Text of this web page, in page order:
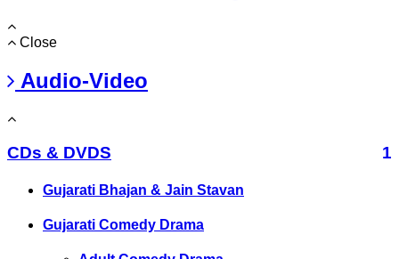
Close
Audio-Video
CDs & DVDS 1
Gujarati Bhajan & Jain Stavan
Gujarati Comedy Drama